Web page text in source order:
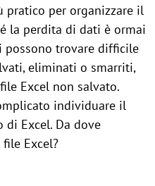
pratico per organizzare il
la perdita di dati è ormai
possono trovare difficile
eliminati o smarriti,
Excel non salvato.
individuare il
Excel. Da dove
Excel?